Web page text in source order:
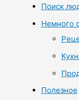
Поиск
Немного
Полезное